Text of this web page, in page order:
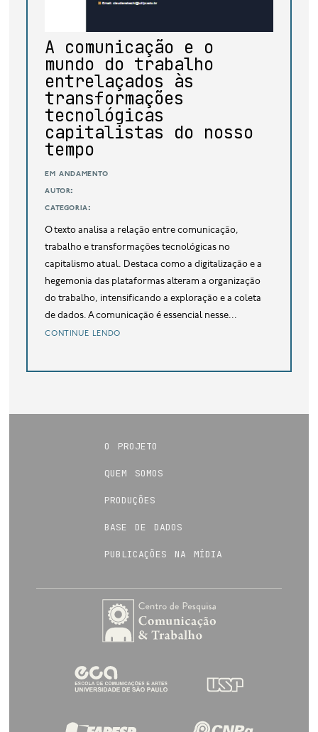
A comunicação e o
mundo do trabalho
entrelaçados às
transformações
tecnológicas
capitalistas do nosso
tempo
em andamento
autor:
categoria:
O texto analisa a relação entre comunicação,
trabalho e transformações tecnológicas no
capitalismo atual. Destaca como a digitalização e a
hegemonia das plataformas alteram a organização
do trabalho, intensificando a exploração e a coleta
de dados. A comunicação é essencial nesse...
continue lendo
o projeto
quem somos
produções
base de dados
publicações na mídia